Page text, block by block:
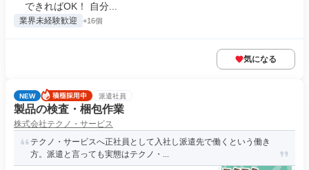
できればOK！ 自分...
業界未経験歓迎 +16個
気になる
NEW 派遣社員
製品の検査・梱包作業
株式会社テクノ・サービス
テクノ・サービスへ正社員として入社し派遣先で働くという働き
方。派遣と言っても実態はテクノ・...